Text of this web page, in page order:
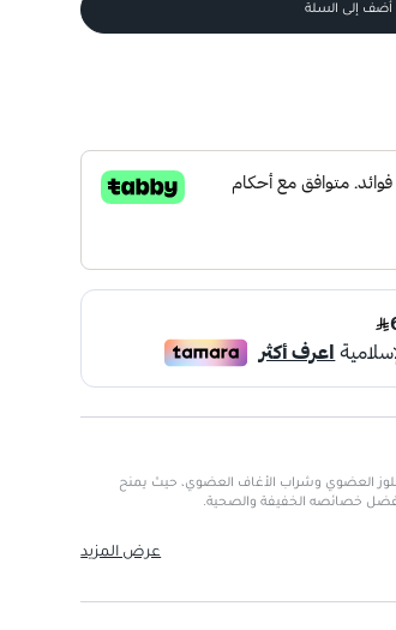
أضف إلى السلة
العضوي وشراب الأغاف العضوي، حيث يمنح
بفضل خصائصه الخفيفة والصحية.
عام
عرض المزيد